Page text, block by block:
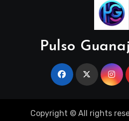
Pulso
Copyright © All rights